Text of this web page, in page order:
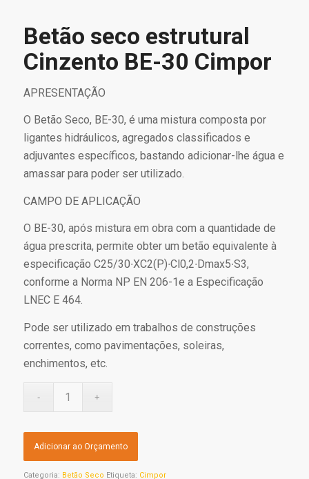
Betão seco estrutural
Cinzento BE-30 Cimpor
APRESENTAÇÃO
O Betão Seco, BE-30, é uma mistura composta por
ligantes hidráulicos, agregados classificados e
adjuvantes específicos, bastando adicionar-lhe água e
amassar para poder ser utilizado.
CAMPO DE APLICAÇÃO
O BE-30, após mistura em obra com a quantidade de
água prescrita, permite obter um betão equivalente à
especificação C25/30∙XC2(P)∙Cl0,2∙Dmax5∙S3,
conforme a Norma NP EN 206-1e a Especificação
LNEC E 464.
Pode ser utilizado em trabalhos de construções
correntes, como pavimentações, soleiras,
enchimentos, etc.
Adicionar ao Orçamento
Categoria: Betão Seco Etiqueta: Cimpor